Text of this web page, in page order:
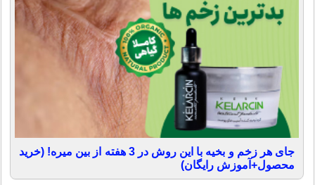
جای هر زخم و بخیه با این روش در 3 هفته از بین میره! (خرید
محصول+آموزش رایگان)